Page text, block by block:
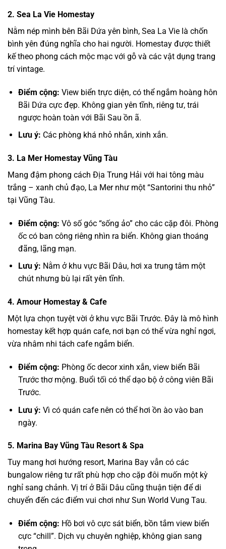
2. Sea La Vie Homestay
Nằm nép mình bên Bãi Dứa yên bình, Sea La Vie là chốn
bình yên đúng nghĩa cho hai người. Homestay được thiết
kế theo phong cách mộc mạc với gỗ và các vật dụng trang
trí vintage.
Điểm cộng: View biển trực diện, có thể ngắm hoàng hôn
Bãi Dứa cực đẹp. Không gian yên tĩnh, riêng tư, trái
ngược hoàn toàn với Bãi Sau ồn ã.
Lưu ý: Các phòng khá nhỏ nhắn, xinh xắn.
3. La Mer Homestay Vũng Tàu
Mang đậm phong cách Địa Trung Hải với hai tông màu
trắng – xanh chủ đạo, La Mer như một “Santorini thu nhỏ”
tại Vũng Tàu.
Điểm cộng: Vô số góc “sống ảo” cho các cặp đôi. Phòng
ốc có ban công riêng nhìn ra biển. Không gian thoáng
đãng, lãng mạn.
Lưu ý: Nằm ở khu vực Bãi Dâu, hơi xa trung tâm một
chút nhưng bù lại rất yên tĩnh.
4. Amour Homestay & Cafe
Một lựa chọn tuyệt vời ở khu vực Bãi Trước. Đây là mô hình
homestay kết hợp quán cafe, nơi bạn có thể vừa nghỉ ngơi,
vừa nhâm nhi tách cafe ngắm biển.
Điểm cộng: Phòng ốc decor xinh xắn, view biển Bãi
Trước thơ mộng. Buổi tối có thể dạo bộ ở công viên Bãi
Trước.
Lưu ý: Vì có quán cafe nên có thể hơi ồn ào vào ban
ngày.
5. Marina Bay Vũng Tàu Resort & Spa
Tuy mang hơi hướng resort, Marina Bay vẫn có các
bungalow riêng tư rất phù hợp cho cặp đôi muốn một kỳ
nghỉ sang chảnh. Vị trí ở Bãi Dâu cũng thuận tiện để di
chuyển đến các điểm vui chơi như Sun World Vung Tau.
Điểm cộng: Hồ bơi vô cực sát biển, bồn tắm view biển
cực “chill”. Dịch vụ chuyên nghiệp, không gian sang